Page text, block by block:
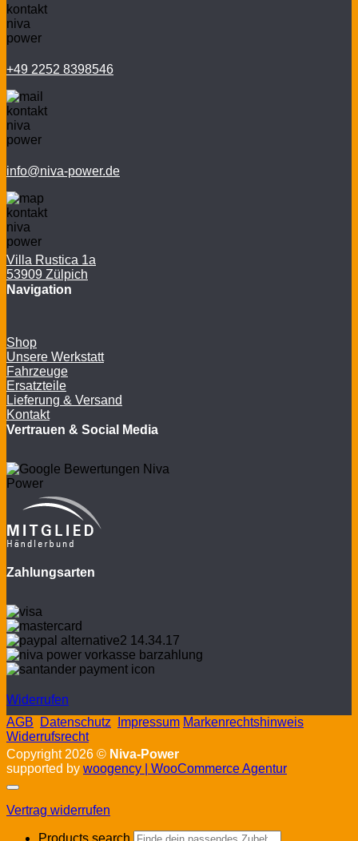
+49 2252 8398546
info@niva-power.de
Villa Rustica 1a
53909 Zülpich
Navigation
Shop
Unsere Werkstatt
Fahrzeuge
Ersatzteile
Lieferung & Versand
Kontakt
Vertrauen & Social Media
Zahlungsarten
Widerrufen
AGB
Datenschutz Impressum Markenrechtshinweis
Widerrufsrecht
Copyright 2026 © Niva-Power
supported by woogency | WooCommerce Agentur
Vertrag widerrufen
Products search